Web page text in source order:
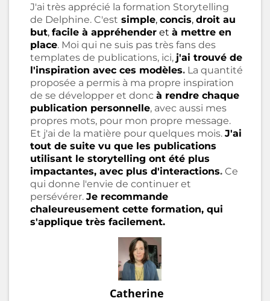
J'ai très apprécié la formation Storytelling
de Delphine. C'est simple, concis, droit au
but, facile à appréhender et à mettre en
place. Moi qui ne suis pas très fans des
templates de publications, ici, j'ai trouvé de
l'inspiration avec ces modèles. La quantité
proposée a permis à ma propre inspiration
de se développer et donc à rendre chaque
publication personnelle, avec aussi mes
propres mots, pour mon propre message.
Et j'ai de la matière pour quelques mois. J'ai
tout de suite vu que les publications
utilisant le storytelling ont été plus
impactantes, avec plus d'interactions. Ce
qui donne l'envie de continuer et
persévérer. Je recommande
chaleureusement cette formation, qui
s'applique très facilement.
Catherine